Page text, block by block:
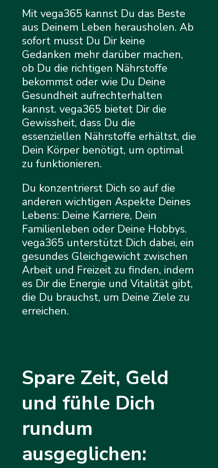
Mit vega365 kannst Du das Beste
aus Deinem Leben herausholen. Ab
sofort musst Du Dir keine
Gedanken mehr darüber machen,
ob Du die richtigen Nährstoffe
bekommst oder wie Du Deine
Gesundheit aufrechterhalten
kannst. vega365 bietet Dir die
Gewissheit, dass Du die
essenziellen Nährstoffe erhältst, die
Dein Körper benötigt, um optimal
zu funktionieren.
Du konzentrierst Dich so auf die
anderen wichtigen Aspekte Deines
Lebens: Deine Karriere, Dein
Familienleben oder Deine Hobbys.
vega365 unterstützt Dich dabei, ein
gesundes Gleichgewicht zwischen
Arbeit und Freizeit zu finden, indem
es Dir die Energie und Vitalität gibt,
die Du brauchst, um Deine Ziele zu
erreichen.
Spare Zeit, Geld
und fühle Dich
rundum
ausgeglichen: